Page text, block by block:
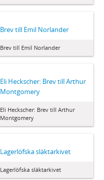
Brev till Emil Norlander
Brev till Emil Norlander
Eli Heckscher: Brev till Arthur
Montgomery
Eli Heckscher: Brev till Arthur
Montgomery
Lagerlöfska släktarkivet
Lagerlöfska släktarkivet